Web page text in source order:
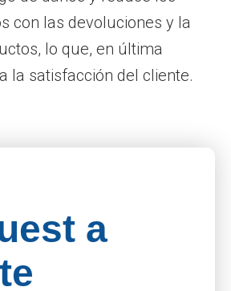
con las devoluciones y la
lo que, en última
la satisfacción del cliente.